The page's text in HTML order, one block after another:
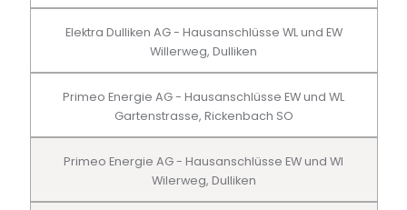
Elektra Dulliken AG - Hausanschlüsse WL und EW
Willerweg, Dulliken
Primeo Energie AG - Hausanschlüsse EW und WL
Gartenstrasse, Rickenbach SO
Primeo Energie AG - Hausanschlüsse EW und Wl
Wilerweg, Dulliken